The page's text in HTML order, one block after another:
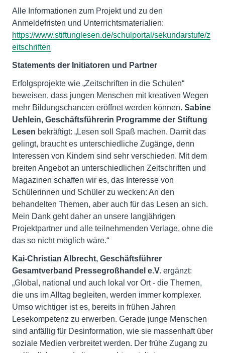
Alle Informationen zum Projekt und zu den
Anmeldefristen und Unterrichtsmaterialien:
https://www.stiftunglesen.de/schulportal/sekundarstufe/z
eitschriften
Statements der Initiatoren und Partner
Erfolgsprojekte wie „Zeitschriften in die Schulen“
beweisen, dass jungen Menschen mit kreativen Wegen
mehr Bildungschancen eröffnet werden können. Sabine
Uehlein, Geschäftsführerin Programme der Stiftung
Lesen bekräftigt: „Lesen soll Spaß machen. Damit das
gelingt, braucht es unterschiedliche Zugänge, denn
Interessen von Kindern sind sehr verschieden. Mit dem
breiten Angebot an unterschiedlichen Zeitschriften und
Magazinen schaffen wir es, das Interesse von
Schülerinnen und Schüler zu wecken: An den
behandelten Themen, aber auch für das Lesen an sich.
Mein Dank geht daher an unsere langjährigen
Projektpartner und alle teilnehmenden Verlage, ohne die
das so nicht möglich wäre.“
Kai-Christian Albrecht, Geschäftsführer
Gesamtverband Pressegroßhandel e.V. ergänzt:
„Global, national und auch lokal vor Ort - die Themen,
die uns im Alltag begleiten, werden immer komplexer.
Umso wichtiger ist es, bereits in frühen Jahren
Lesekompetenz zu erwerben. Gerade junge Menschen
sind anfällig für Desinformation, wie sie massenhaft über
soziale Medien verbreitet werden. Der frühe Zugang zu